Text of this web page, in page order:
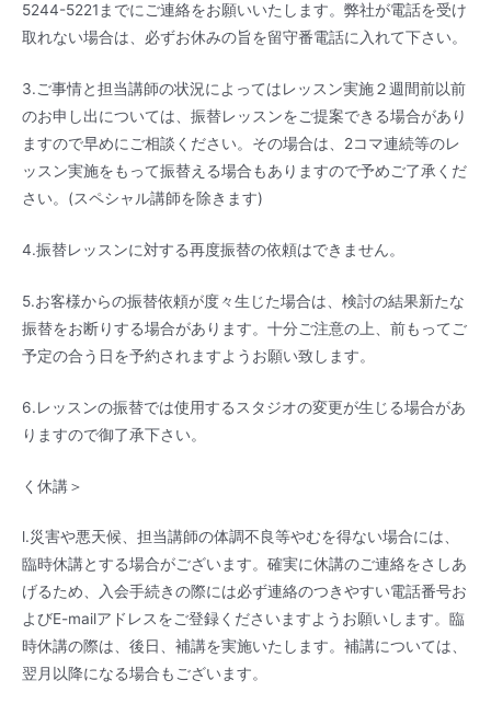
5244-5221までにご連絡をお願いいたします。弊社が電話を受け
取れない場合は、必ずお休みの旨を留守番電話に入れて下さい。
3.ご事情と担当講師の状況によってはレッスン実施２週間前以前
のお申し出については、振替レッスンをご提案できる場合があり
ますので早めにご相談ください。その場合は、2コマ連続等のレ
ッスン実施をもって振替える場合もありますので予めご了承くだ
さい。(スペシャル講師を除きます)
4.振替レッスンに対する再度振替の依頼はできません。
5.お客様からの振替依頼が度々生じた場合は、検討の結果新たな
振替をお断りする場合があります。十分ご注意の上、前もってご
予定の合う日を予約されますようお願い致します。
6.レッスンの振替では使用するスタジオの変更が生じる場合があ
りますので御了承下さい。
く休講＞
l.災害や悪天候、担当講師の体調不良等やむを得ない場合には、
臨時休講とする場合がございます。確実に休講のご連絡をさしあ
げるため、入会手続きの際には必ず連絡のつきやすい電話番号お
よびE-mailアドレスをご登録くださいますようお願いします。臨
時休講の際は、後日、補講を実施いたします。補講については、
翌月以降になる場合もございます。